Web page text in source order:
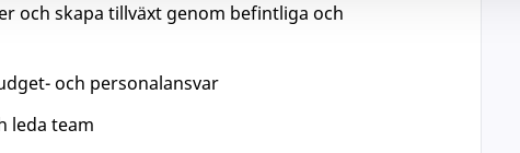
och skapa tillväxt genom befintliga och
och personalansvar
leda team